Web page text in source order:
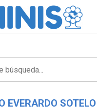
EVERARDO